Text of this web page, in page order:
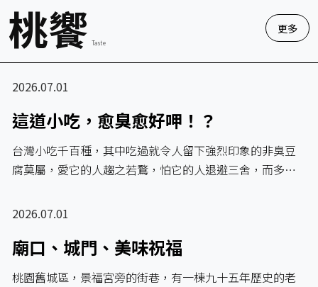
桃饗 Taste
更多
2026.07.01
這道小吃，愈臭愈好呷！？
台灣小吃千百種，其中吃過就令人留下強烈印象的非臭豆
腐莫屬，愛它的人趨之若鶩，怕它的人退避三舍，而多…
2026.07.01
廟口、城門、美味祝福
桃園舊城區，景福宮旁的街巷，有一棟九十五年歷史的老